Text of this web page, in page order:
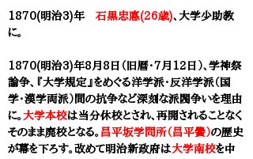
1870(明治3)年 石黒忠悳(26歳)、 大学少助教
に。
1870(明治3)年8月8日（旧暦・7月12日）、学神祭
論争、『大学規定』をめぐる洋学派・反洋学派（国
学・漢学両派）間の抗争など深刻な派閥争いを理由
に。 大学本校は当分休校とされ、再開されることなく
そのまま廃校となる。 昌平坂学問所（昌平黌）の歴史
が幕を下ろす。改めて明治新政府は大学南校を中